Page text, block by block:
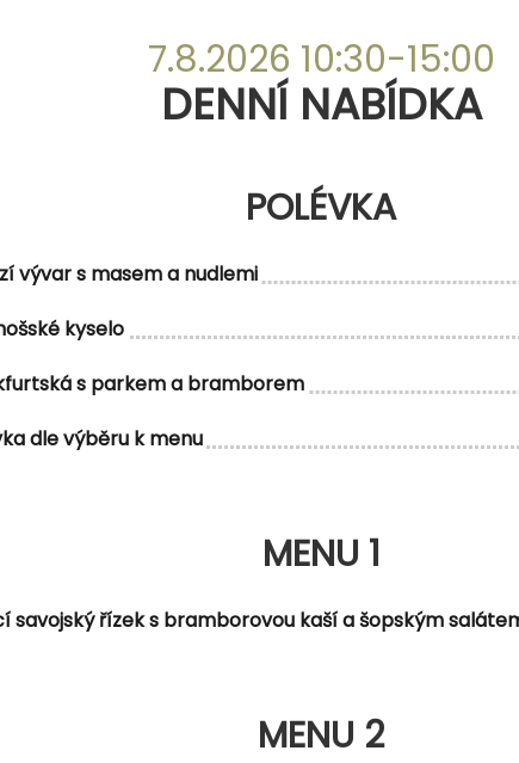
POLÉVKA
MENU 1
MENU 2
a výpekem
7.8.2026 10:30-15:00
DENNÍ NABÍDKA
POLÉVKA
vývar s masem a nudlemi
kyselo
s parkem a bramborem
dle výběru k menu
MENU 1
savojský řízek s bramborovou kaší a šopským
MENU 2